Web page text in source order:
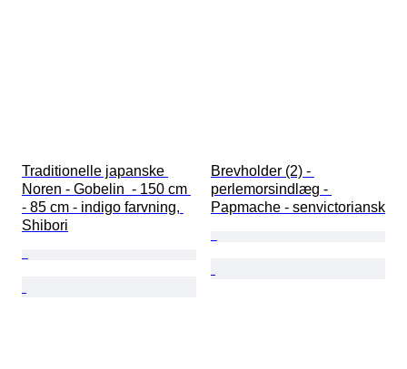
Traditionelle japanske
Noren - Gobelin  - 150 cm
- 85 cm - indigo farvning,
Shibori
Brevholder (2) -
perlemorsindlæg -
Papmache - senvictoriansk